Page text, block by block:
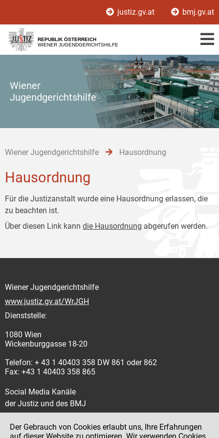
[1]
[2]
[3]
justiz.gv.at bmj.gv.at
REPUBLIK ÖSTERREICH
WIENER JUGENDGERICHTSHILFE
Wiener
Jugendgerichtshilfe
Wiener Jugendgerichtshilfe Hausordnung
Hausordnung
Für die Justizanstalt wurde eine Hausordnung erlassen, die
zu beachten ist.
Über diesen Link kann die Hausordnung abgerufen werden.
Wiener Jugendgerichtshilfe
www.justiz.gv.at/WrJGH
Dienststelle:
1080 Wien
Wickenburggasse 18-20
Telefon: + 43 1 40403 358 DW 861 oder 862
Fax: +43 1 40403 358 865
Social Media Kanäle
der Justiz und des BMJ
Der Gebrauch von Cookies erlaubt uns, Ihre Erfahrungen